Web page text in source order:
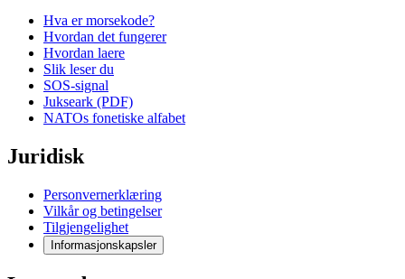
Hva er morsekode?
Hvordan det fungerer
Hvordan laere
Slik leser du
SOS-signal
Jukseark (PDF)
NATOs fonetiske alfabet
Juridisk
Personvernerklæring
Vilkår og betingelser
Tilgjengelighet
Informasjonskapsler